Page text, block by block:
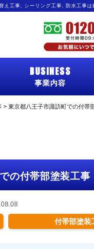
え工事, シーリング工事, 防水工事は
BUSINESS
事業内容
> 東京都八王子市諏訪町での付帯
の付帯部塗装工事
付帯部塗装